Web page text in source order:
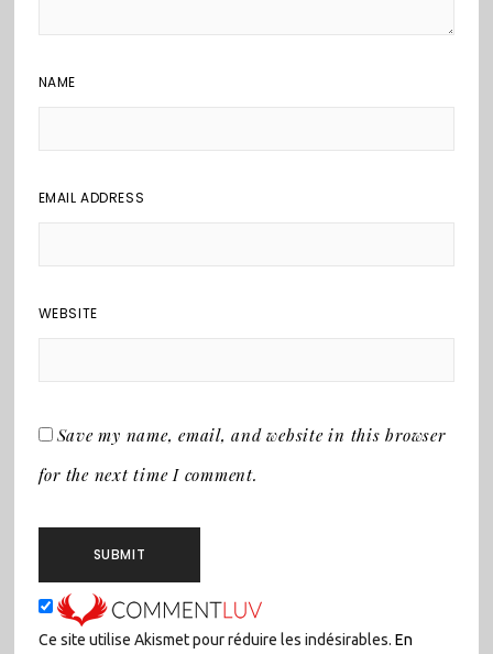
NAME
EMAIL ADDRESS
WEBSITE
Save my name, email, and website in this browser
for the next time I comment.
Ce site utilise Akismet pour réduire les indésirables. En